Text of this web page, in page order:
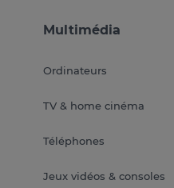
Multimédia
Ordinateurs
TV & home cinéma
Téléphones
Jeux vidéos & consoles